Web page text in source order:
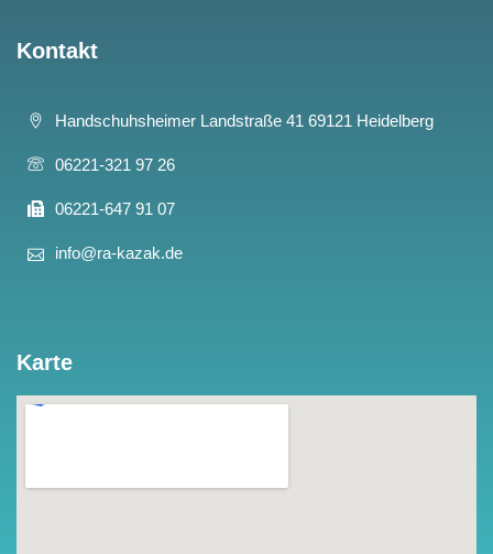
Kontakt
Handschuhsheimer Landstraße 41 69121 Heidelberg
06221-321 97 26
06221-647 91 07
info@ra-kazak.de
Karte